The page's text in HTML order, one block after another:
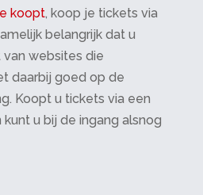
koopt, koop je tickets via
belangrijk dat u
websites die
daarbij goed op de
Koopt u tickets via een
u bij de ingang alsnog